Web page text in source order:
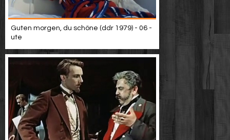
Guten morgen, du schöne (ddr 1979) - 06 -
ute